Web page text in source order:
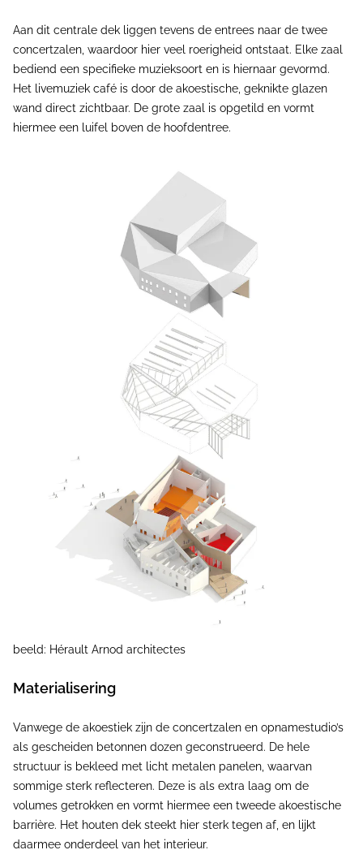
Aan dit centrale dek liggen tevens de entrees naar de twee
concertzalen, waardoor hier veel roerigheid ontstaat. Elke zaal
bediend een specifieke muzieksoort en is hiernaar gevormd.
Het livemuziek café is door de akoestische, geknikte glazen
wand direct zichtbaar. De grote zaal is opgetild en vormt
hiermee een luifel boven de hoofdentree.
beeld: Hérault Arnod architectes
Materialisering
Vanwege de akoestiek zijn de concertzalen en opnamestudio’s
als gescheiden betonnen dozen geconstrueerd. De hele
structuur is bekleed met licht metalen panelen, waarvan
sommige sterk reflecteren. Deze is als extra laag om de
volumes getrokken en vormt hiermee een tweede akoestische
barrière. Het houten dek steekt hier sterk tegen af, en lijkt
daarmee onderdeel van het interieur.